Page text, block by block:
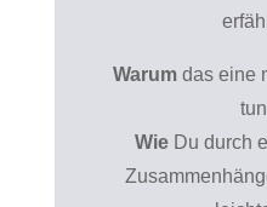
Warumdas eine
WieDu durch